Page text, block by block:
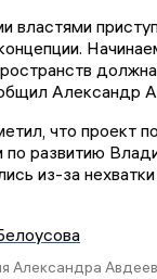
властями
Александр
что проект
по развитию
из-за
Александра